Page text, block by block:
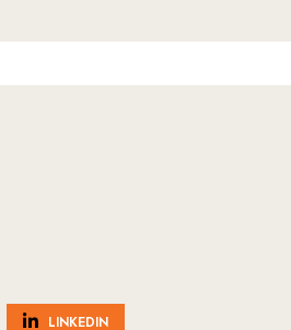
LINKEDIN